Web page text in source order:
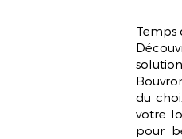
Temps
du
votre
pour